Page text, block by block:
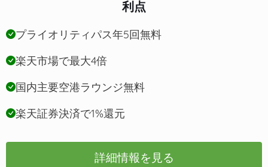
利点
プライオリティパス年5回無料
楽天市場で最大4倍
国内主要空港ラウンジ無料
楽天証券決済で1%還元
詳細情報を見る